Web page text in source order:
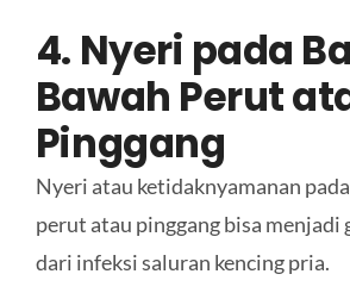
4. Nyeri pada
Bawah Perut
Pinggang
Nyeri atau ketidaknyamanan
perut atau pinggang bisa menjadi
dari infeksi saluran kencing pria.